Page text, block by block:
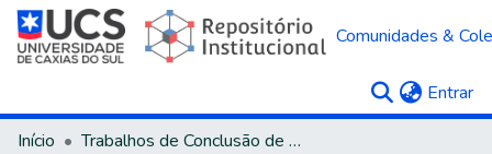
Comunidades &
Entrar
Início
Trabalhos de Conclusão de Curso